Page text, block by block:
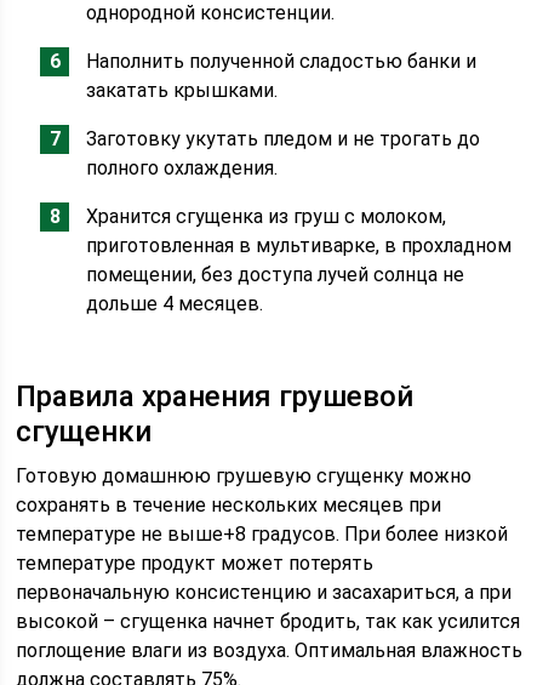
однородной консистенции.
Наполнить полученной сладостью банки и
закатать крышками.
Заготовку укутать пледом и не трогать до
полного охлаждения.
Хранится сгущенка из груш с молоком,
приготовленная в мультиварке, в прохладном
помещении, без доступа лучей солнца не
дольше 4 месяцев.
Правила хранения грушевой
сгущенки
Готовую домашнюю грушевую сгущенку можно
сохранять в течение нескольких месяцев при
температуре не выше+8 градусов. При более низкой
температуре продукт может потерять
первоначальную консистенцию и засахариться, а при
высокой – сгущенка начнет бродить, так как усилится
поглощение влаги из воздуха. Оптимальная влажность
должна составлять 75%.